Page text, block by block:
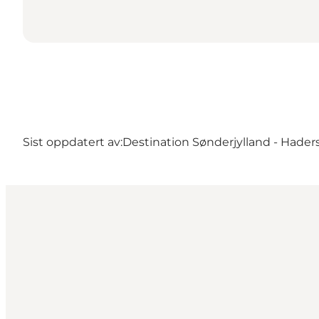
Sist oppdatert av:Destination Sønderjylland -